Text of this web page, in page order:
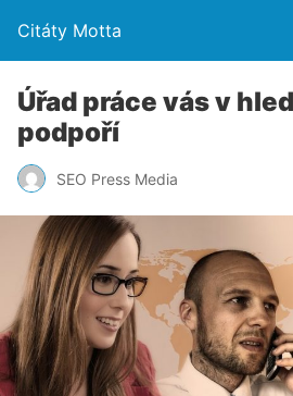
Citáty Motta
Úřad práce vás v
podpoří
SEO Press Media